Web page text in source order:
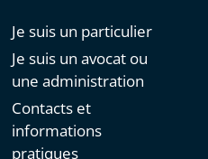
Je suis un particulier
Je suis un avocat ou
une administration
Contacts et
informations
pratiques